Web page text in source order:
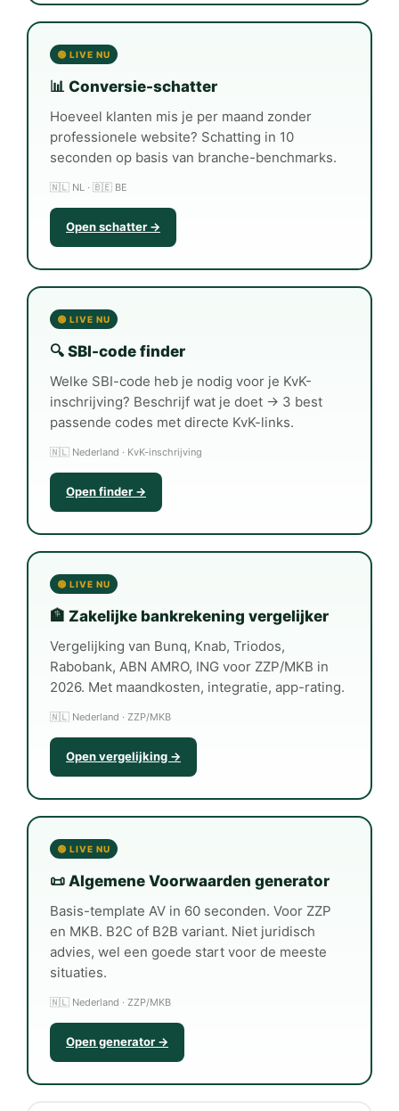
🟢 LIVE NU
📊 Conversie-schatter
Hoeveel klanten mis je per maand zonder
professionele website? Schatting in 10
seconden op basis van branche-benchmarks.
🇳🇱 NL · 🇧🇪 BE
Open schatter →
🟢 LIVE NU
🔍 SBI-code finder
Welke SBI-code heb je nodig voor je KvK-
inschrijving? Beschrijf wat je doet → 3 best
passende codes met directe KvK-links.
🇳🇱 Nederland · KvK-inschrijving
Open finder →
🟢 LIVE NU
🏦 Zakelijke bankrekening vergelijker
Vergelijking van Bunq, Knab, Triodos,
Rabobank, ABN AMRO, ING voor ZZP/MKB in
2026. Met maandkosten, integratie, app-rating.
🇳🇱 Nederland · ZZP/MKB
Open vergelijking →
🟢 LIVE NU
📜 Algemene Voorwaarden generator
Basis-template AV in 60 seconden. Voor ZZP
en MKB. B2C of B2B variant. Niet juridisch
advies, wel een goede start voor de meeste
situaties.
🇳🇱 Nederland · ZZP/MKB
Open generator →